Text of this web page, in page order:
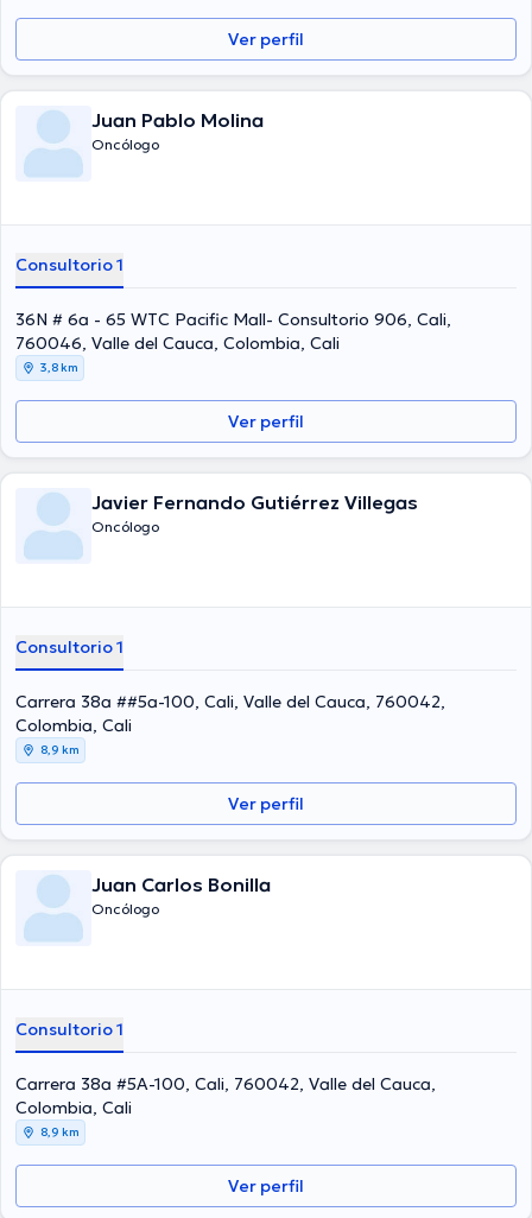
Ver perfil
Juan Pablo Molina
Oncólogo
Consultorio 1
36N # 6a - 65 WTC Pacific Mall- Consultorio 906, Cali,
760046, Valle del Cauca, Colombia, Cali
3,8 km
Ver perfil
Javier Fernando Gutiérrez Villegas
Oncólogo
Consultorio 1
Carrera 38a ##5a-100, Cali, Valle del Cauca, 760042,
Colombia, Cali
8,9 km
Ver perfil
Juan Carlos Bonilla
Oncólogo
Consultorio 1
Carrera 38a #5A-100, Cali, 760042, Valle del Cauca,
Colombia, Cali
8,9 km
Ver perfil